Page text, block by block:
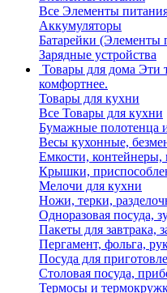
Все Элементы
Аккумуляторы
Батарейки (Элементы
Зарядные устройства
Товары для дома Эти
комфортнее.
Товары для кухни
Все Товары для кухни
Бумажные полотенца
Весы кухонные,
Емкости, контейнеры,
Крышки,
Мелочи для кухни
Ножи, терки,
Одноразовая посуда,
Пакеты для завтрака,
Пергамент, фольга,
Посуда для
Столовая посуда,
Термосы и